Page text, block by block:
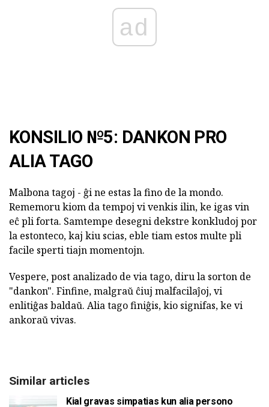
ad
KONSILIO №5: DANKON PRO
ALIA TAGO
Malbona tagoj - ĝi ne estas la fino de la mondo.
Rememoru kiom da tempoj vi venkis ilin, ke igas vin
eĉ pli forta. Samtempe desegni dekstre konkludoj por
la estonteco, kaj kiu scias, eble tiam estos multe pli
facile sperti tiajn momentojn.
Vespere, post analizado de via tago, diru la sorton de
"dankon". Finfine, malgraŭ ĉiuj malfacilaĵoj, vi
enlitiĝas baldaŭ. Alia tago finiĝis, kio signifas, ke vi
ankoraŭ vivas.
Similar articles
Kial gravas simpatias kun alia persono